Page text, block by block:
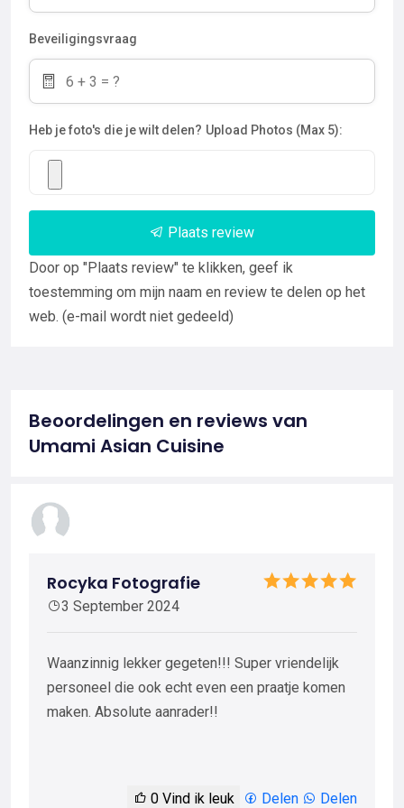
Beveiligingsvraag
Heb je foto's die je wilt delen? Upload Photos (Max 5):
Plaats review
Door op "Plaats review" te klikken, geef ik
toestemming om mijn naam en review te delen op het
web. (e-mail wordt niet gedeeld)
Beoordelingen en reviews van
Umami Asian Cuisine
Rocyka Fotografie
3 September 2024
Waanzinnig lekker gegeten!!! Super vriendelijk
personeel die ook echt even een praatje komen
maken. Absolute aanrader!!
0 Vind ik leuk Delen Delen